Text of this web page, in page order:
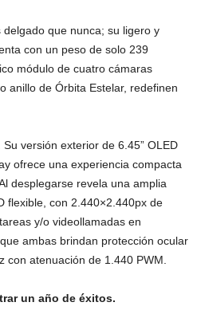
delgado que nunca; su ligero y
con un peso de solo 239
módulo de cuatro cámaras
anillo de Órbita Estelar, redefinen
versión exterior de 6.45” OLED
ofrece una experiencia compacta
desplegarse revela una amplia
flexible, con 2.440×2.440px de
y/o videollamadas en
ambas brindan protección ocular
con atenuación de 1.440 PWM.
un año de éxitos.